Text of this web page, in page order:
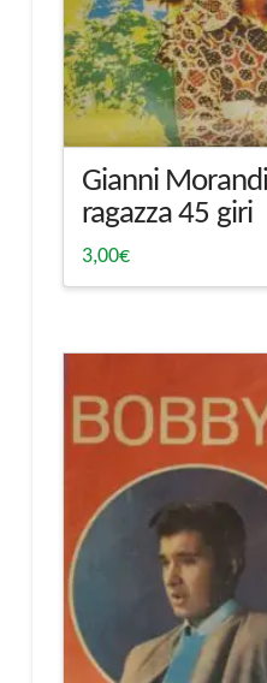
Gianni
ragazza 45 giri
3,00€